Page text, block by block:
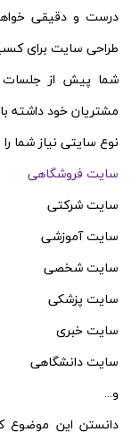
درست و دقیقی
طراحی سایت برای
شما پیش از جلسات
مشتریان خود داشته
نوع سایتی نیاز شما
سایت فروشگاهی
سایت شرکتی
سایت آموزشی
سایت شخصی
سایت پزشکی
سایت خبری
سایت دانشگاهی
و...
دانستن این موضوع